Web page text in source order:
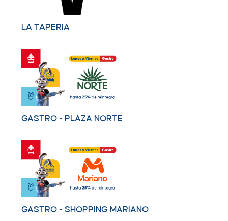
LA TAPERIA
GASTRO - PLAZA NORTE
GASTRO - SHOPPING MARIANO